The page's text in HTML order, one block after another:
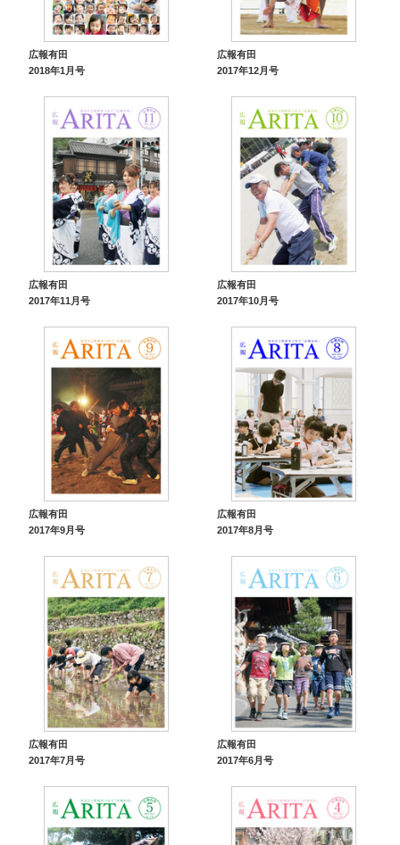
広報有田
2018年1月号
広報有田
2017年12月号
広報有田
2017年11月号
広報有田
2017年10月号
広報有田
2017年9月号
広報有田
2017年8月号
広報有田
2017年7月号
広報有田
2017年6月号